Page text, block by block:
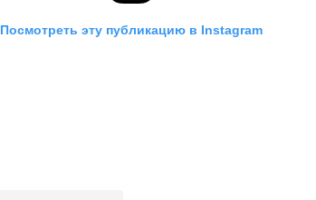
Посмотреть эту публикацию в Instagram